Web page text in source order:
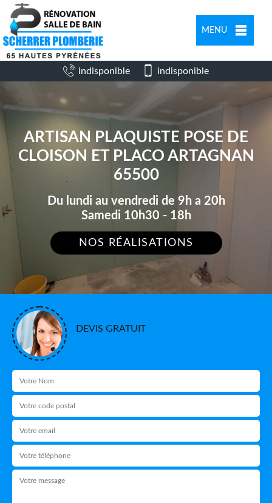
MENU
indisponible indisponible
ARTISAN PLAQUISTE POSE DE
CLOISON ET PLACO ARTAGNAN
65500
Du lundi au vendredi de 9h a 20h
Samedi 10h30 - 18h
NOS RÉALISATIONS
DEVIS GRATUIT